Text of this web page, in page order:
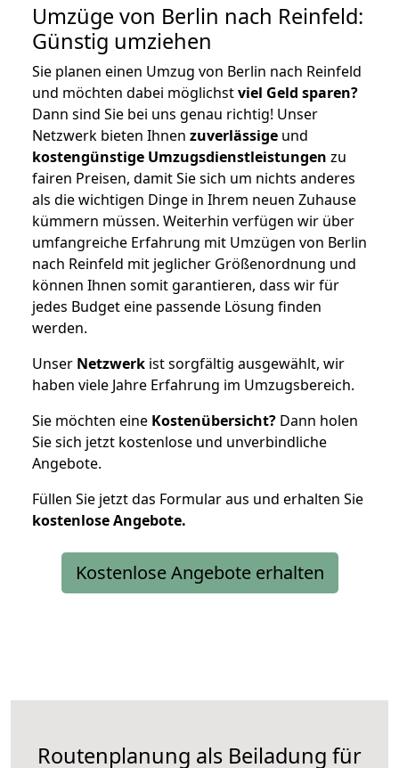
Umzüge von Berlin nach Reinfeld:
Günstig umziehen
Sie planen einen Umzug von Berlin nach Reinfeld
und möchten dabei möglichstviel Geld sparen?
Dann sind Sie bei uns genau richtig! Unser
Netzwerk bieten Ihnen zuverlässige und
kostengünstige Umzugsdienstleistungen zu
fairen Preisen, damit Sie sich um nichts anderes
als die wichtigen Dinge in Ihrem neuen Zuhause
kümmern müssen. Weiterhin verfügen wir über
umfangreiche Erfahrung mit Umzügen von Berlin
nach Reinfeld mit jeglicher Größenordnung und
können Ihnen somit garantieren, dass wir für
jedes Budget eine passende Lösung finden
werden.
Unser Netzwerk ist sorgfältig ausgewählt, wir
haben viele Jahre Erfahrung im Umzugsbereich.
Sie möchten eine Kostenübersicht? Dann holen
Sie sich jetzt kostenlose und unverbindliche
Angebote.
Füllen Sie jetzt das Formular aus und erhalten Sie
kostenloseAngebote.
Kostenlose Angebote erhalten
Routenplanung als Beiladung für